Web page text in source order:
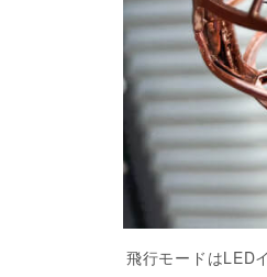
飛行モードはLED